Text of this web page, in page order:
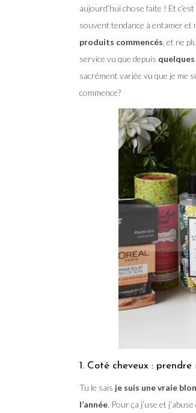
aujourd’hui chose faite ! Et c’est
souvent tendance à entamer et
produits commencés , et ne
service vu que depuis
sacrément variée vu que je me
commence?
1. Coté cheveux :
Tu le sais je suis une vraie
l’année. Pour ça j’use et